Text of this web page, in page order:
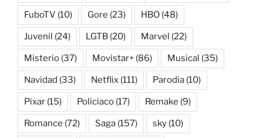
FuboTV (10) Gore (23) HBO (48)
Juvenil (24) LGTB (20) Marvel (22)
Misterio (37) Movistar+ (86) Musical (35)
Navidad (33) Netflix (111) Parodia (10)
Pixar (15) Policiaco (17) Remake (9)
Romance (72) Saga (157) sky (10)